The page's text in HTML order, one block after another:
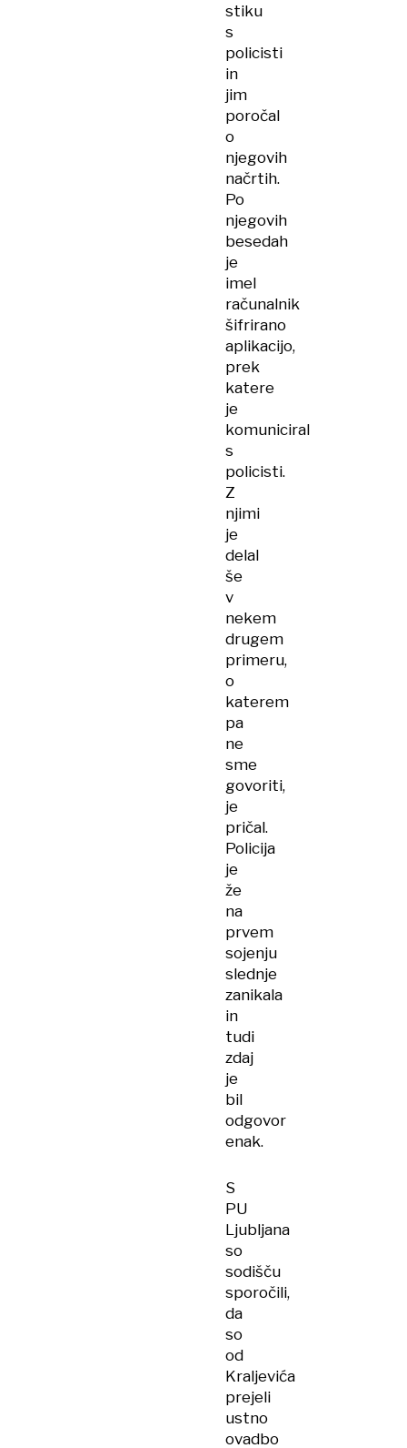
stiku
s
policisti
in
jim
poročal
o
njegovih
načrtih.
Po
njegovih
besedah
je
imel
računalnik
šifrirano
aplikacijo,
prek
katere
je
komuniciral
s
policisti.
Z
njimi
je
delal
še
v
nekem
drugem
primeru,
o
katerem
pa
ne
sme
govoriti,
je
pričal.
Policija
je
že
na
prvem
sojenju
slednje
zanikala
in
tudi
zdaj
je
bil
odgovor
enak.
S
PU
Ljubljana
so
sodišču
sporočili,
da
so
od
Kraljevića
prejeli
ustno
ovadbo